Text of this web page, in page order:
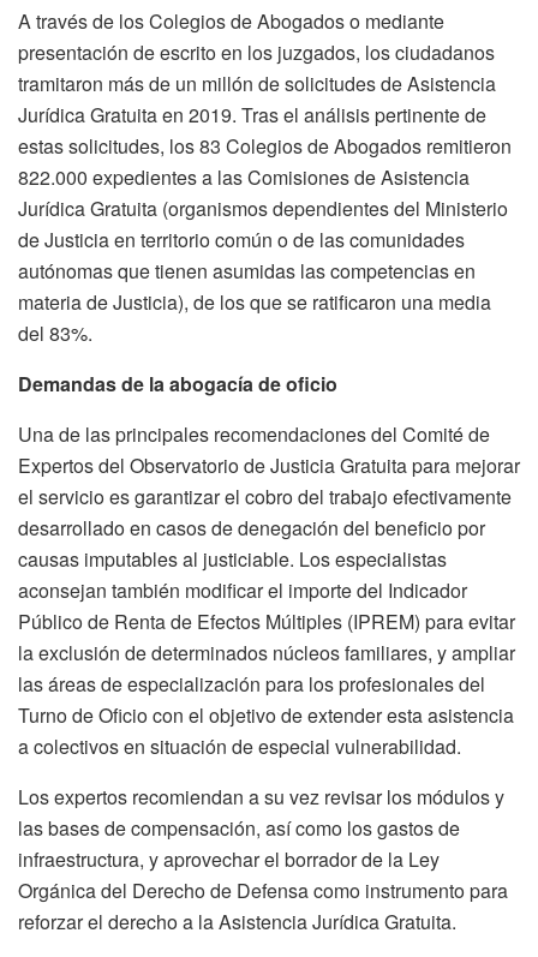
A través de los Colegios de Abogados o mediante
presentación de escrito en los juzgados, los ciudadanos
tramitaron más de un millón de solicitudes de Asistencia
Jurídica Gratuita en 2019. Tras el análisis pertinente de
estas solicitudes, los 83 Colegios de Abogados remitieron
822.000 expedientes a las Comisiones de Asistencia
Jurídica Gratuita (organismos dependientes del Ministerio
de Justicia en territorio común o de las comunidades
autónomas que tienen asumidas las competencias en
materia de Justicia), de los que se ratificaron una media
del 83%.
Demandas de la abogacía de oficio
Una de las principales recomendaciones del Comité de
Expertos del Observatorio de Justicia Gratuita para mejorar
el servicio es garantizar el cobro del trabajo efectivamente
desarrollado en casos de denegación del beneficio por
causas imputables al justiciable. Los especialistas
aconsejan también modificar el importe del Indicador
Público de Renta de Efectos Múltiples (IPREM) para evitar
la exclusión de determinados núcleos familiares, y ampliar
las áreas de especialización para los profesionales del
Turno de Oficio con el objetivo de extender esta asistencia
a colectivos en situación de especial vulnerabilidad.
Los expertos recomiendan a su vez revisar los módulos y
las bases de compensación, así como los gastos de
infraestructura, y aprovechar el borrador de la Ley
Orgánica del Derecho de Defensa como instrumento para
reforzar el derecho a la Asistencia Jurídica Gratuita.